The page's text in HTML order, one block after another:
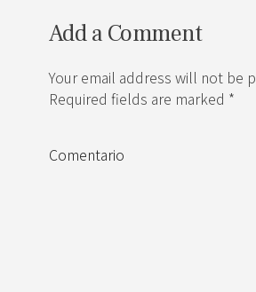
Add a Comment
Your email address will not be
Required fields are marked *
Comentario